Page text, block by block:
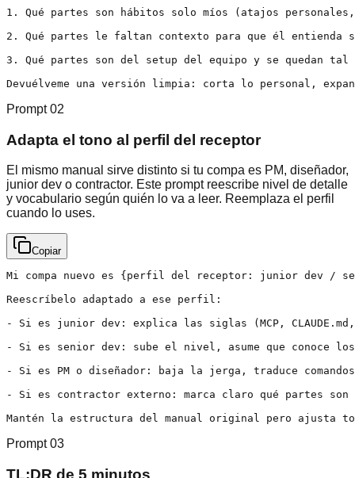
1. Qué partes son hábitos solo míos (atajos personales,
2. Qué partes le faltan contexto para que él entienda
3. Qué partes son del setup del equipo y se quedan
Devuélveme una versión limpia: corta lo personal,
Prompt02
Adapta el tono al perfil del receptor
El mismo manual sirve distinto si tu compa es PM, diseñador,
junior dev o contractor. Este prompt reescribe nivel de detalle
y vocabulario según quién lo va a leer. Reemplaza el perfil
cuando lo uses.
Copiar
Mi compa nuevo es {perfil del receptor: junior dev /
Reescríbelo adaptado a ese perfil:
- Si es junior dev: explica las siglas (MCP,
- Si es senior dev: sube el nivel, asume que conoce
- Si es PM o diseñador: baja la jerga, traduce
- Si es contractor externo: marca claro qué partes
Mantén la estructura del manual original pero ajusta
Prompt03
TL;DR de 5 minutos